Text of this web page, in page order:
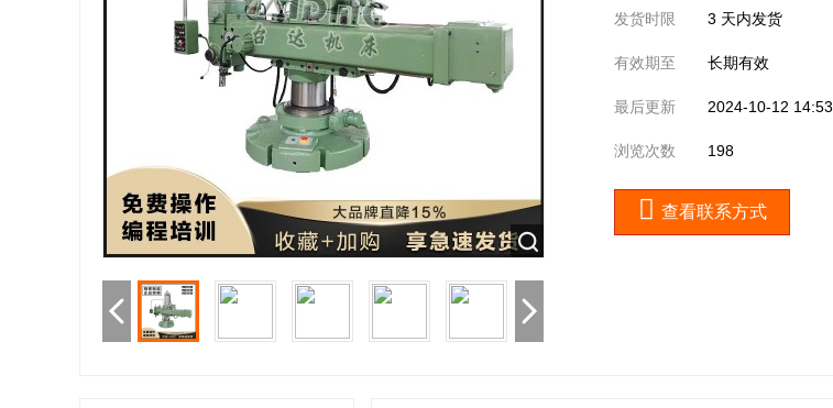
发货时限 3 天内发货
有效期至 长期有效
最后更新 2024-10-12 14:53
浏览次数 198
查看联系方式